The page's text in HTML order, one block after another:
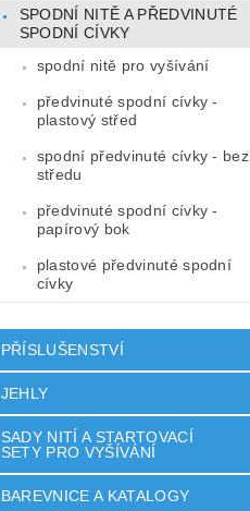
SPODNÍ NITĚ A PŘEDVINUTÉ
SPODNÍ CÍVKY
spodní nitě pro vyšívání
předvinuté spodní cívky -
plastový střed
spodní předvinuté cívky - bez
středu
předvinuté spodní cívky -
papírový bok
plastové předvinuté spodní
cívky
PŘÍSLUŠENSTVÍ
JEHLY
SADY NITÍ A STARTOVACÍ
SETY PRO VYŠÍVÁNÍ
BAREVNICE A KATALOGY